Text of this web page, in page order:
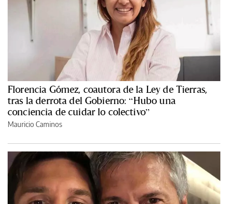
Florencia Gómez, coautora de la Ley de Tierras,
tras la derrota del Gobierno: “Hubo una
conciencia de cuidar lo colectivo”
Mauricio Caminos